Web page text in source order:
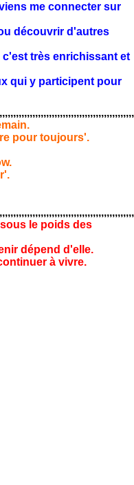
me connecter sur
découvrir d'autres
c'est très enrichissant et
qui y participent pour
pour toujours'.
le poids des
dépend d'elle.
à vivre.